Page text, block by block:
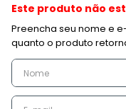
Este produto não